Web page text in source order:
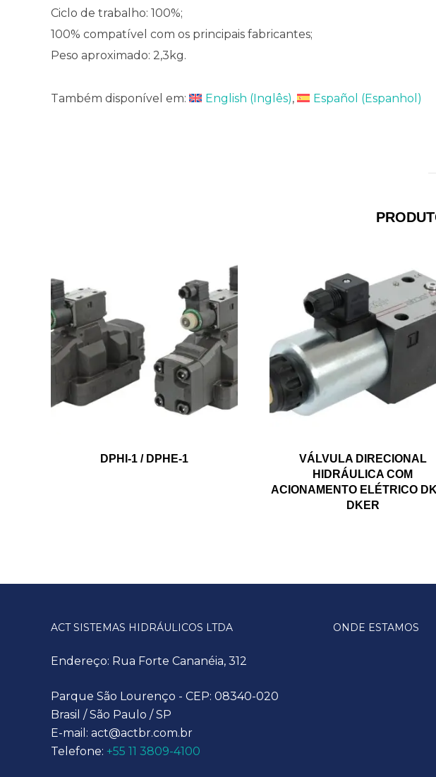
Ciclo de trabalho: 100%;
100% compatível com os principais fabricantes;
Peso aproximado: 2,3kg.
Também disponível em: English (Inglês) Español (Espanhol )
DPHI-1 / DPHE-1
VÁLVULA DIRECIONAL
HIDRÁULICA COM
ACIONAMENTO ELÉTRICO
DKER
ACT SISTEMAS HIDRÁULICOS LTDA
Endereço: Rua Forte Cananéia, 312
Parque São Lourenço - CEP: 08340-020
Brasil / São Paulo / SP
E-mail: act@actbr.com.br
Telefone: +55 11 3809-4100
ONDE ESTAMOS